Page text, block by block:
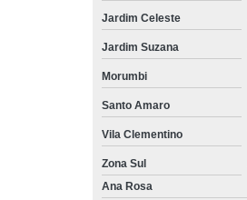
Jardim Celeste
Jardim Suzana
Morumbi
Santo Amaro
Vila Clementino
Zona Sul
Ana Rosa